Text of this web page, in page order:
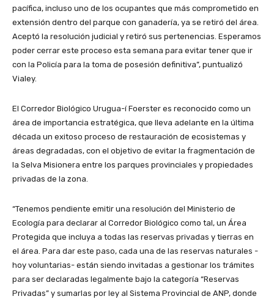
pacífica, incluso uno de los ocupantes que más comprometido en
extensión dentro del parque con ganadería, ya se retiró del área.
Aceptó la resolución judicial y retiró sus pertenencias. Esperamos
poder cerrar este proceso esta semana para evitar tener que ir
con la Policía para la toma de posesión definitiva”, puntualizó
Vialey.
El Corredor Biológico Urugua-í Foerster es reconocido como un
área de importancia estratégica, que lleva adelante en la última
década un exitoso proceso de restauración de ecosistemas y
áreas degradadas, con el objetivo de evitar la fragmentación de
la Selva Misionera entre los parques provinciales y propiedades
privadas de la zona.
“Tenemos pendiente emitir una resolución del Ministerio de
Ecología para declarar al Corredor Biológico como tal, un Área
Protegida que incluya a todas las reservas privadas y tierras en
el área. Para dar este paso, cada una de las reservas naturales -
hoy voluntarias- están siendo invitadas a gestionar los trámites
para ser declaradas legalmente bajo la categoría “Reservas
Privadas” y sumarlas por ley al Sistema Provincial de ANP, donde